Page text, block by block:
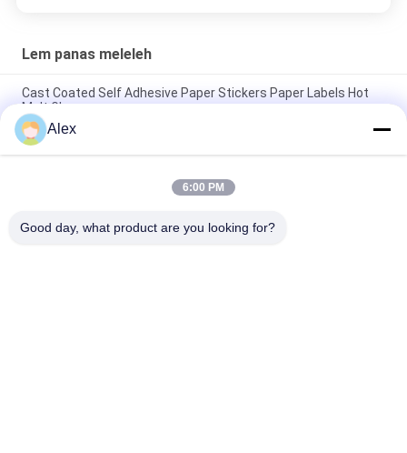
Lem panas meleleh
Cast Coated Self Adhesive Paper Stickers Paper Labels Hot
Melt Glue
Skin care safe Raw Materials For Baby Diapers Use Elastic Hot
Melt Glue
Lem Popok Bayi Ikatan Tinggi Air Warna Putih Lem Panas
Alex
6:00 PM
Good day, what product are you looking for?